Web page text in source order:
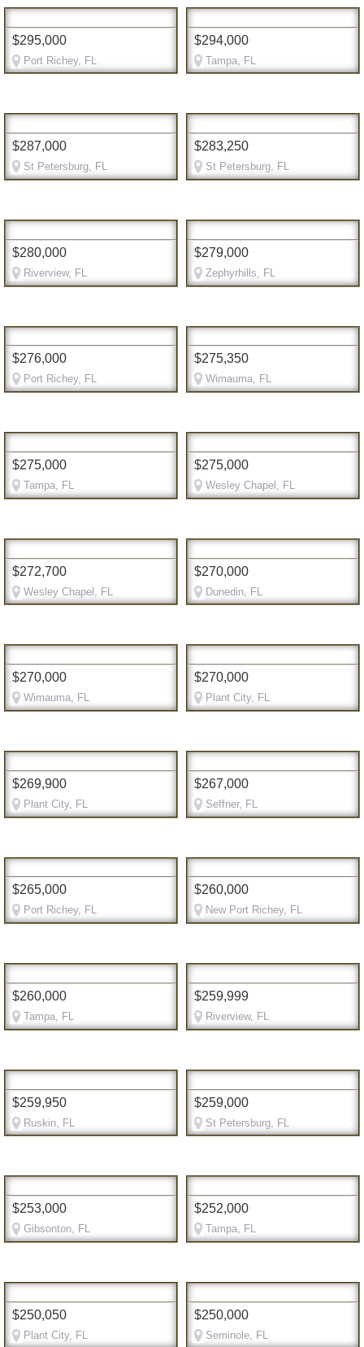
$295,000
Port Richey, FL
$294,000
Tampa, FL
$287,000
St Petersburg, FL
$283,250
St Petersburg, FL
$280,000
Riverview, FL
$279,000
Zephyrhills, FL
$276,000
Port Richey, FL
$275,350
Wimauma, FL
$275,000
Tampa, FL
$275,000
Wesley Chapel, FL
$272,700
Wesley Chapel, FL
$270,000
Dunedin, FL
$270,000
Wimauma, FL
$270,000
Plant City, FL
$269,900
Plant City, FL
$267,000
Seffner, FL
$265,000
Port Richey, FL
$260,000
New Port Richey, FL
$260,000
Tampa, FL
$259,999
Riverview, FL
$259,950
Ruskin, FL
$259,000
St Petersburg, FL
$253,000
Gibsonton, FL
$252,000
Tampa, FL
$250,050
Plant City, FL
$250,000
Seminole, FL